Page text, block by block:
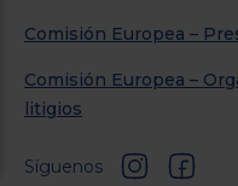
Comisión Europea –
Comisión Europea –
litigios
Síguenos